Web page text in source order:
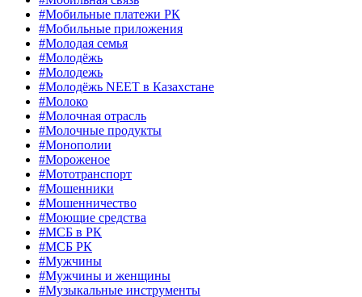
#Мобильные платежи РК
#Мобильные приложения
#Молодая семья
#Молодёжь
#Молодежь
#Молодёжь NEET в Казахстане
#Молоко
#Молочная отрасль
#Молочные продукты
#Монополии
#Мороженое
#Мототранспорт
#Мошенники
#Мошенничество
#Моющие средства
#МСБ в РК
#МСБ РК
#Мужчины
#Мужчины и женщины
#Музыкальные инструменты